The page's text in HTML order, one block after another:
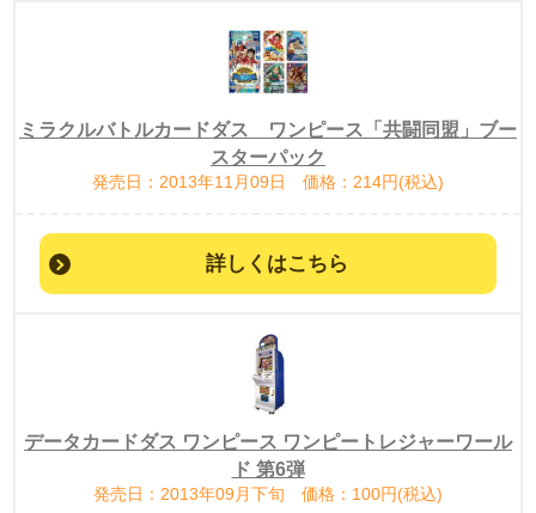
ミラクルバトルカードダス ワンピース「共闘同盟」ブー
スターパック
発売日：2013年11月09日 価格：214円(税込)
詳しくはこちら
データカードダス ワンピース ワンピートレジャーワール
ド 第6弾
発売日：2013年09月下旬 価格：100円(税込)